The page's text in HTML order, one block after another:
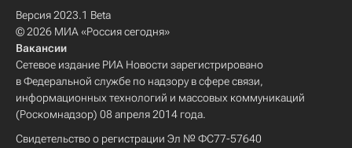
Версия 2023.1 Beta
© 2026 МИА «Россия сегодня»
Вакансии
Сетевое издание РИА Новости зарегистрировано
в Федеральной службе по надзору в сфере связи,
информационных технологий и массовых коммуникаций
(Роскомнадзор) 08 апреля 2014 года.
Свидетельство о регистрации Эл № ФС77-57640